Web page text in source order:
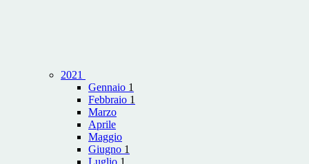
2021
Gennaio 1
Febbraio 1
Marzo
Aprile
Maggio
Giugno 1